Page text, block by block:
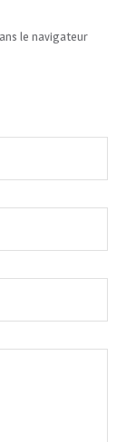
le navigateur